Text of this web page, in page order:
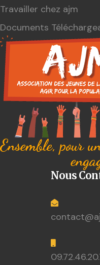
Travailler chez ajm
Documents
Ensemble, pour
Nous